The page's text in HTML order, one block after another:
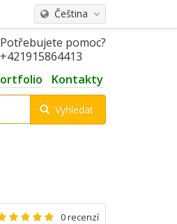
Čeština
Potřebujete pomoc?
+421915864413
Kontakty
Vyhledat
0 recenzí